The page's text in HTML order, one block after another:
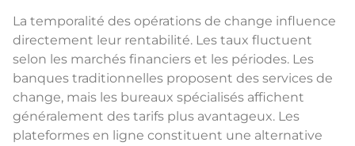
La temporalité des opérations de change influence
directement leur rentabilité. Les taux fluctuent
selon les marchés financiers et les périodes. Les
banques traditionnelles proposent des services de
change, mais les bureaux spécialisés affichent
généralement des tarifs plus avantageux. Les
plateformes en ligne constituent une alternative